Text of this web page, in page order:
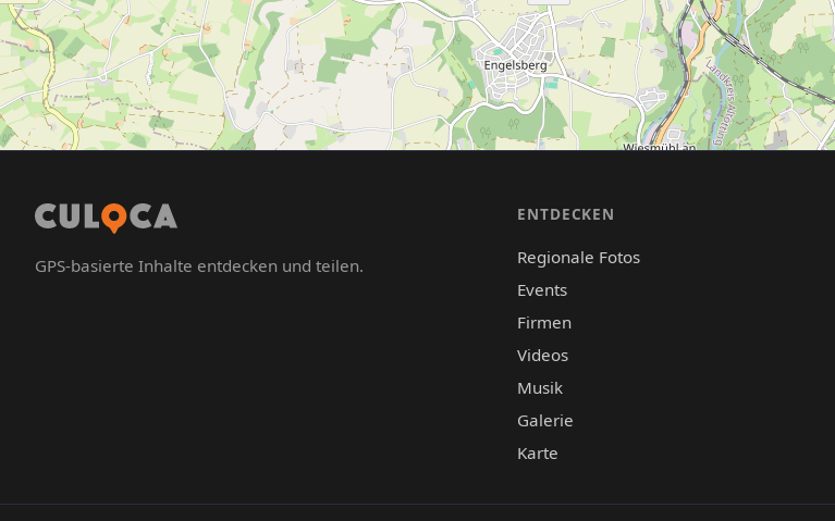
GPS-basierte Inhalte entdecken und teilen.
ENTDECKEN
Regionale Fotos
Events
Firmen
Videos
Musik
Galerie
Karte